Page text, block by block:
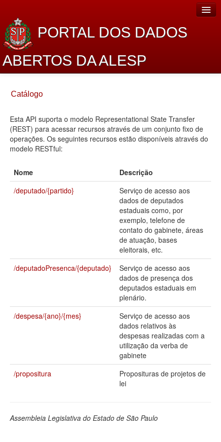
PORTAL DOS DADOS
ABERTOS DA ALESP
Sobre o projeto
Dados Abertos Alesp
Lei de Acesso à Informação
Planejamento
Catálogo de dados
Legislação
Perguntas frequentes
Catálogo
Esta API suporta o modelo Representational State Transfer
(REST) para acessar recursos através de um conjunto fixo de
operações. Os seguintes recursos estão disponíveis através do
modelo RESTful:
Nome
Descrição
/deputado/{partido}
Serviço de acesso aos
dados de deputados
estaduais como, por
exemplo, telefone de
contato do gabinete, áreas
de atuação, bases
eleitorais, etc.
/deputadoPresenca/{deputado}
Serviço de acesso aos
dados de presença dos
deputados estaduais em
plenário.
/despesa/{ano}/{mes}
Serviço de acesso aos
dados relativos às
despesas realizadas com a
utilização da verba de
gabinete
/propositura
Proposituras de projetos de
lei
Assembleia Legislativa do Estado de São Paulo